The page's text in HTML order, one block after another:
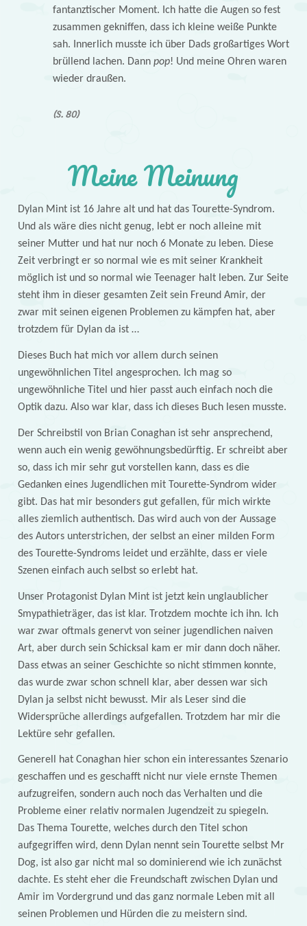
fantanztischer Moment. Ich hatte die Augen so fest
zusammen gekniffen, dass ich kleine weiße Punkte
sah. Innerlich musste ich über Dads großartiges Wort
brüllend lachen. Dann pop! Und meine Ohren waren
wieder draußen.
(S. 80)
Meine Meinung
Dylan Mint ist 16 Jahre alt und hat das Tourette-Syndrom.
Und als wäre dies nicht genug, lebt er noch alleine mit
seiner Mutter und hat nur noch 6 Monate zu leben. Diese
Zeit verbringt er so normal wie es mit seiner Krankheit
möglich ist und so normal wie Teenager halt leben. Zur Seite
steht ihm in dieser gesamten Zeit sein Freund Amir, der
zwar mit seinen eigenen Problemen zu kämpfen hat, aber
trotzdem für Dylan da ist …
Dieses Buch hat mich vor allem durch seinen
ungewöhnlichen Titel angesprochen. Ich mag so
ungewöhnliche Titel und hier passt auch einfach noch die
Optik dazu. Also war klar, dass ich dieses Buch lesen musste.
Der Schreibstil von Brian Conaghan ist sehr ansprechend,
wenn auch ein wenig gewöhnungsbedürftig. Er schreibt aber
so, dass ich mir sehr gut vorstellen kann, dass es die
Gedanken eines Jugendlichen mit Tourette-Syndrom wider
gibt. Das hat mir besonders gut gefallen, für mich wirkte
alles ziemlich authentisch. Das wird auch von der Aussage
des Autors unterstrichen, der selbst an einer milden Form
des Tourette-Syndroms leidet und erzählte, dass er viele
Szenen einfach auch selbst so erlebt hat.
Unser Protagonist Dylan Mint ist jetzt kein unglaublicher
Smypathieträger, das ist klar. Trotzdem mochte ich ihn. Ich
war zwar oftmals genervt von seiner jugendlichen naiven
Art, aber durch sein Schicksal kam er mir dann doch näher.
Dass etwas an seiner Geschichte so nicht stimmen konnte,
das wurde zwar schon schnell klar, aber dessen war sich
Dylan ja selbst nicht bewusst. Mir als Leser sind die
Widersprüche allerdings aufgefallen. Trotzdem har mir die
Lektüre sehr gefallen.
Generell hat Conaghan hier schon ein interessantes Szenario
geschaffen und es geschafft nicht nur viele ernste Themen
aufzugreifen, sondern auch noch das Verhalten und die
Probleme einer relativ normalen Jugendzeit zu spiegeln.
Das Thema Tourette, welches durch den Titel schon
aufgegriffen wird, denn Dylan nennt sein Tourette selbst Mr
Dog, ist also gar nicht mal so dominierend wie ich zunächst
dachte. Es steht eher die Freundschaft zwischen Dylan und
Amir im Vordergrund und das ganz normale Leben mit all
seinen Problemen und Hürden die zu meistern sind.